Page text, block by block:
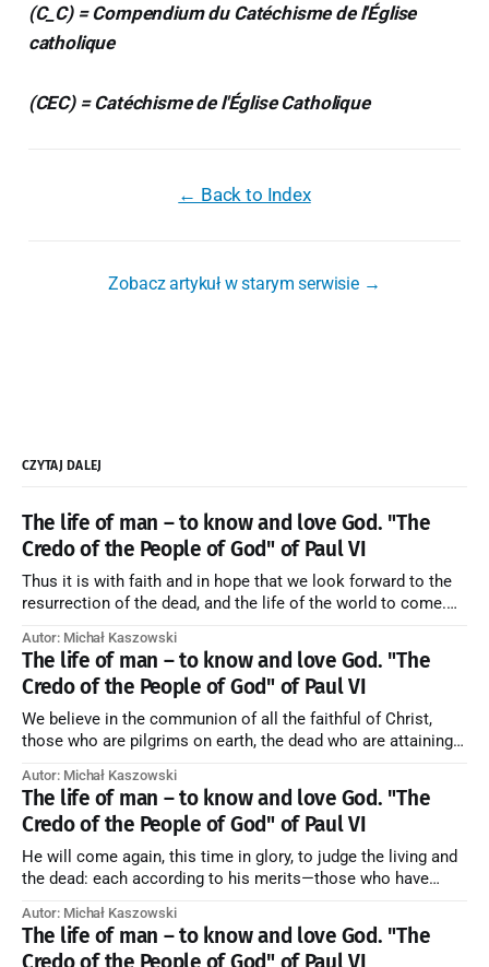
(C_C) = Compendium du Catéchisme de l'Église
catholique
(CEC) = Catéchisme de l'Église Catholique
← Back to Index
Zobacz artykuł w starym serwisie →
CZYTAJ DALEJ
The life of man – to know and love God. "The
Credo of the People of God" of Paul VI
Thus it is with faith and in hope that we look forward to the
resurrection of the dead, and the life of the world to come.
artykuł w starym serwisie →
Autor: Michał Kaszowski
The life of man – to know and love God. "The
Credo of the People of God" of Paul VI
We believe in the communion of all the faithful of Christ,
those who are pilgrims on earth, the dead who are attaining
forming one Church; and we believe that in this communion
the merciful love of God and His saints is
Autor: Michał Kaszowski
The life of man – to know and love God. "The
Credo of the People of God" of Paul VI
He will come again, this time in glory, to judge the living and
the dead: each according to his merits—those who have
those who have refused them to the end going to the fire that
is not
Autor: Michał Kaszowski
The life of man – to know and love God. "The